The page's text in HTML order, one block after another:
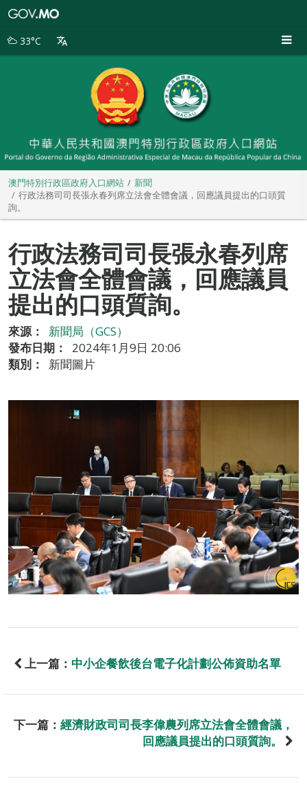
別
33°C
澳門特別行政區政府入口網站
新聞
行政法務司司長張永春列席立法會全體會議，回應議員提出的口頭質
詢。
行政法務司司長張永春列席
立法會全體會議，回應議員
提出的口頭質詢。
來源：
新聞局（GCS）
發布日期：
2024年1月9日 20:06
類別：
新聞圖片
上一篇： 中小企餐飲後台電子化計劃公佈資助名單
下一篇： 經濟財政司司長李偉農列席立法會全體會議，
回應議員提出的口頭質詢。